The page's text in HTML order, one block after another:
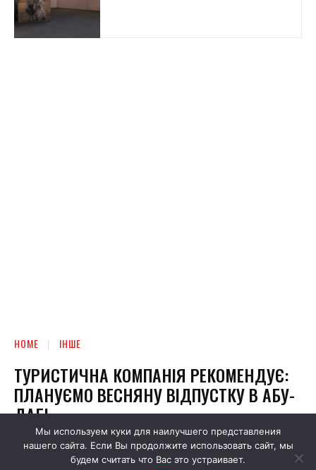
Мы используем куки для наилучшего представления
нашего сайта. Если Вы продолжите использовать сайт, мы
будем считать что Вас это устраивает.